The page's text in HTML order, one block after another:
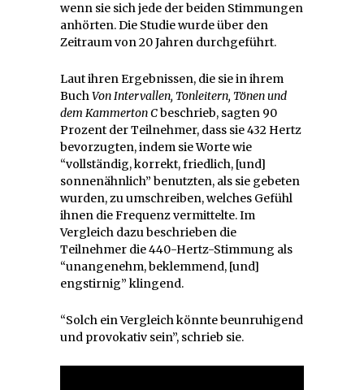
wenn sie sich jede der beiden Stimmungen
anhörten. Die Studie wurde über den
Zeitraum von 20 Jahren durchgeführt.
Laut ihren Ergebnissen, die sie in ihrem
BuchVon Intervallen, Tonleitern, Tönen und
dem Kammerton Cbeschrieb, sagten 90
Prozent der Teilnehmer, dass sie 432 Hertz
bevorzugten, indem sie Worte wie
“vollständig, korrekt, friedlich, [und]
sonnenähnlich” benutzten, als sie gebeten
wurden, zu umschreiben, welches Gefühl
ihnen die Frequenz vermittelte. Im
Vergleich dazu beschrieben die
Teilnehmer die 440-Hertz-Stimmung als
“unangenehm, beklemmend, [und]
engstirnig” klingend.
“Solch ein Vergleich könnte beunruhigend
und provokativ sein”, schrieb sie.